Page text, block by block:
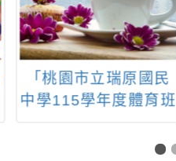
「桃園市立瑞原國民
中學115學年度體育班